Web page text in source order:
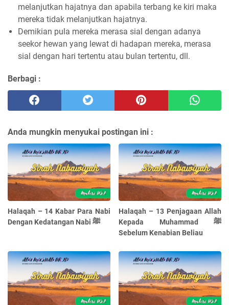
melanjutkan hajatnya dan apabila terbang ke kiri maka
mereka tidak melanjutkan hajatnya.
Demikian pula mereka merasa sial dengan adanya
seekor hewan yang lewat di hadapan mereka, merasa
sial dengan hari tertentu atau bulan tertentu, dll.
Berbagi :
Anda mungkin menyukai postingan ini :
Halaqah – 14 Kabar Para Nabi
Dengan Kedatangan Nabi ﷺ
Halaqah – 13 Penjagaan Allah
Kepada Muhammad ﷺ
Sebelum Kenabian Beliau